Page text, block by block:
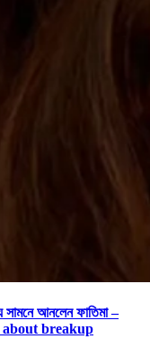
আনলেন ফাতিমা –
about breakup